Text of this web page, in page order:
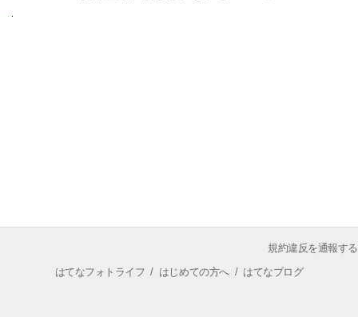
規約違反を通報する
はてなフォトライフ / はじめての方へ/ はてなブログ